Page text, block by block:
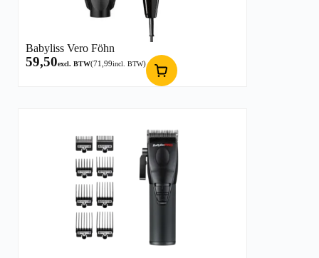
Babyliss Vero Föhn
59,50excl. BTW(71,99incl. BTW)